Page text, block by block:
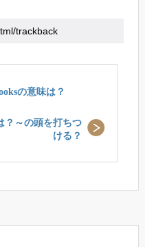
の意味は？
？～の頭を打ちつ
ける？